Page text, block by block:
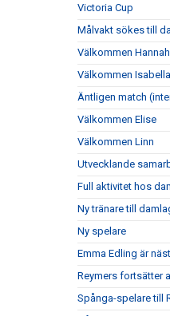
Victoria Cup
Målvakt sökes till
Välkommen Hannah
Välkommen Isabella
Äntligen match
Välkommen Elise
Välkommen Linn
Utvecklande
Full aktivitet hos
Ny tränare till
Ny spelare
Emma Edling är
Reymers fortsätter
Spånga-spelare till